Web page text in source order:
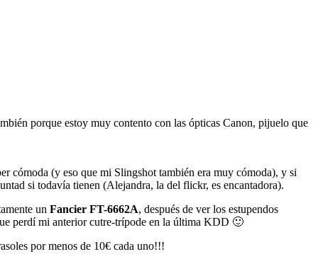
porque estoy muy contento con las ópticas Canon, pijuelo que
cómoda (y eso que mi Slingshot también era muy cómoda), y si
si todavía tienen (Alejandra, la del flickr, es encantadora).
un Fancier FT-6662A, después de ver los estupendos
perdí mi anterior cutre-trípode en la última KDD 🙂
por menos de 10€ cada uno!!!